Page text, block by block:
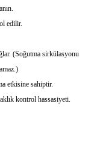
edilir.
(Soğutma sirkülasyonu
etkisine sahiptir.
kontrol hassasiyeti.